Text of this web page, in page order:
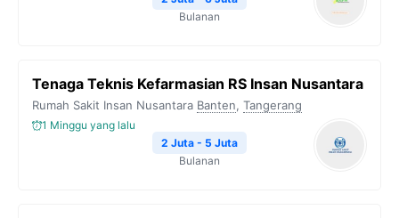
Bulanan
Tenaga Teknis Kefarmasian RS Insan Nusantara
Rumah Sakit Insan Nusantara Banten, Tangerang
1 Minggu yang lalu
2 Juta - 5 Juta
Bulanan